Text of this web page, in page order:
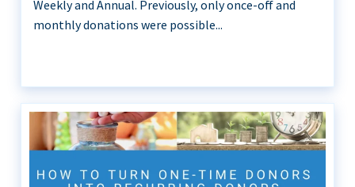
Weekly and Annual. Previously, only once-off and
monthly donations were possible...